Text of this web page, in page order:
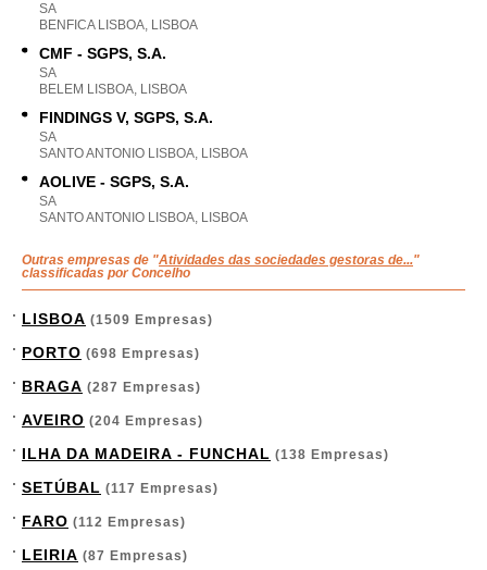
SA
BENFICA LISBOA, LISBOA
CMF - SGPS, S.A.
SA
BELEM LISBOA, LISBOA
FINDINGS V, SGPS, S.A.
SA
SANTO ANTONIO LISBOA, LISBOA
AOLIVE - SGPS, S.A.
SA
SANTO ANTONIO LISBOA, LISBOA
Outras empresas de "Atividades das sociedades gestoras de..."
classificadas por Concelho
LISBOA (1509 Empresas)
PORTO (698 Empresas)
BRAGA (287 Empresas)
AVEIRO (204 Empresas)
ILHA DA MADEIRA - FUNCHAL (138 Empresas)
SETÚBAL (117 Empresas)
FARO (112 Empresas)
LEIRIA (87 Empresas)